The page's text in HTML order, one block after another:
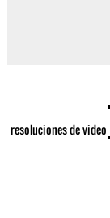
resoluciones de video